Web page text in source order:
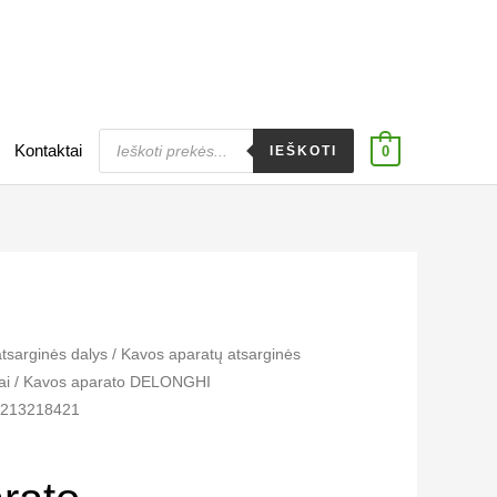
Kontaktai
Products
search
IEŠKOTI 0
dalys / Kavos aparatų atsarginės
/ Kavos aparato DELONGHI